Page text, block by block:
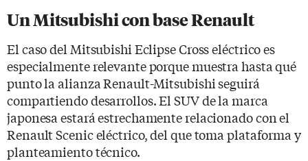
Un Mitsubishi con base Renault
El caso del Mitsubishi Eclipse Cross eléctrico es
especialmente relevante porque muestra hasta qué
punto la alianza Renault-Mitsubishi seguirá
compartiendo desarrollos. El SUV de la marca
japonesa estará estrechamente relacionado con el
Renault Scenic eléctrico, del que toma plataforma y
planteamiento técnico.